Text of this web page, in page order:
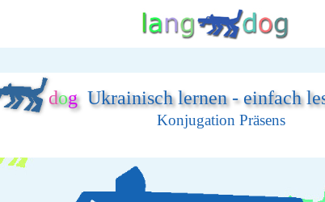
dogUkrainisch lernen - einfach
Konjugation Präsens